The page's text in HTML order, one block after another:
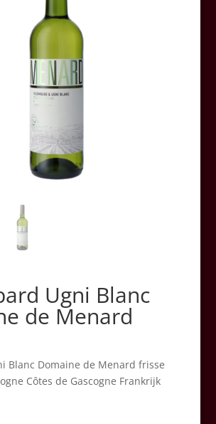
Ugni Blanc
de Menard
Blanc Domaine de Menard frisse
Côtes de Gascogne Frankrijk